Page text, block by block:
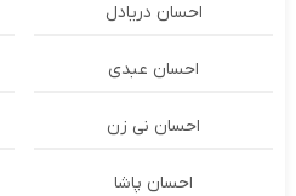
احسان دریادل
احسان عبدی
احسان نی زن
احسان پاشا